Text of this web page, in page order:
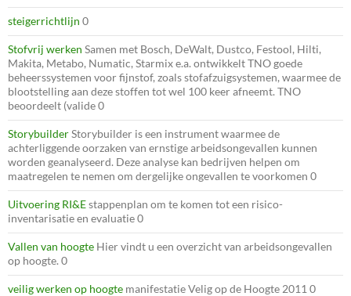
steigerrichtlijn 0
Stofvrij werken Samen met Bosch, DeWalt, Dustco, Festool, Hilti,
Makita, Metabo, Numatic, Starmix e.a. ontwikkelt TNO goede
beheerssystemen voor fijnstof, zoals stofafzuigsystemen, waarmee de
blootstelling aan deze stoffen tot wel 100 keer afneemt. TNO
beoordeelt (valide 0
StorybuilderStorybuilder is een instrument waarmee de
achterliggende oorzaken van ernstige arbeidsongevallen kunnen
worden geanalyseerd. Deze analyse kan bedrijven helpen om
maatregelen te nemen om dergelijke ongevallen te voorkomen 0
Uitvoering RI&Estappenplan om te komen tot een risico-
inventarisatie en evaluatie 0
Vallen van hoogte Hier vindt u een overzicht van arbeidsongevallen
op hoogte. 0
veilig werken op hoogte manifestatie Velig op de Hoogte 2011 0